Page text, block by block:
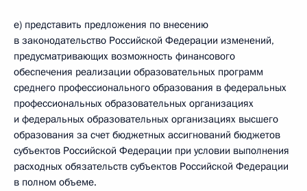
е) представить предложения по внесению
в законодательство Российской Федерации изменений,
предусматривающих возможность финансового
обеспечения реализации образовательных программ
среднего профессионального образования в федеральных
профессиональных образовательных организациях
и федеральных образовательных организациях высшего
образования за счет бюджетных ассигнований бюджетов
субъектов Российской Федерации при условии выполнения
расходных обязательств субъектов Российской Федерации
в полном объеме.